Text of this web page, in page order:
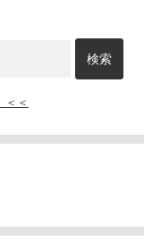
＜＜